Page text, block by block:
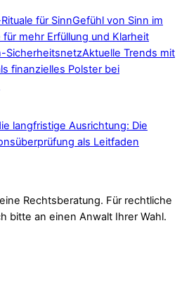
Gefühl von Sinn im
mehr Erfüllung und Klarheit
Aktuelle Trends mit
finanzielles Polster bei
langfristige Ausrichtung: Die
als Leitfaden
Rechtsberatung. Für rechtliche
bitte an einen Anwalt Ihrer Wahl.